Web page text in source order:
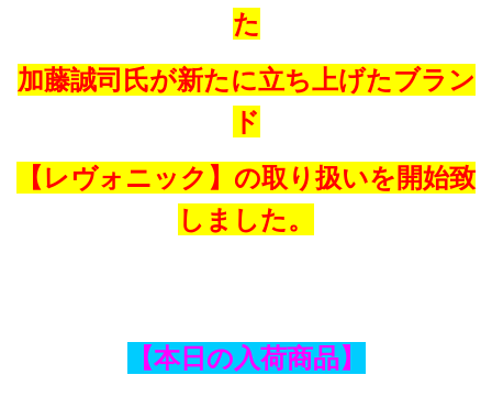
た
加藤誠司氏が新たに立ち上げたブラン
ド
【レヴォニック】の取り扱いを開始致
しました。
【本日の入荷商品】